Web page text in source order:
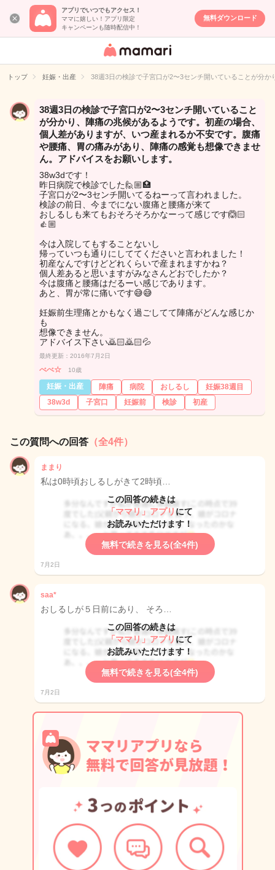
アプリでいつでもアクセス！
ママに嬉しい！アプリ限定
キャンペーンも随時配信中！
無料ダウンロード
女性専用匿名QA
イト
トップ 妊娠・出産 38週3日の検診で子宮口が2〜3センチ開いていることが分
38週3日の検診で子宮口が2〜3センチ開いていること
が分かり、陣痛の兆候があるようです。初産の場合、
個人差がありますが、いつ産まれるか不安です。腹痛
や腰痛、胃の痛みがあり、陣痛の感覚も想像できませ
ん。アドバイスをお願いします。
38w3dです！
昨日病院で検診でした🙋🏼🏥
子宮口が2〜3センチ開いてるねーって言われました。
検診の前日、今までにない腹痛と腰痛が来て
おしるしも来てもおそろそろかなーって感じです🙆🏻
👍🏼
今は入院してもすることないし
帰っていつも通りにしててくださいと言われました！
初産なんですけどどれくらいで産まれますかね？
個人差あると思いますがみなさんどおでしたか？
今は腹痛と腰痛はだるーい感じであります。
あと、胃が常に痛いです😅😅
妊娠前生理痛とかもなく過ごしてて陣痛がどんな感じか
も
想像できません。
アドバイス下さい🙇🏻🙇🏻💦
最終更新：2016年7月2日
べべ☆ 10歳
妊娠・出産 陣痛 病院 おしるし
妊娠38週目
38w3d
子宮口 妊娠前 検診 初産
この質問への回答 （全4件）
ままり
私は0時頃おしるしがきて2時頃…
この回答の続きは
「ママリ」アプリ にて
お読みいただけます！
無料で続きを見る(全4件)
7月2日
saa*
おしるしが５日前にあり、 そろ…
この回答の続きは
「ママリ」アプリ にて
お読みいただけます！
無料で続きを見る(全4件)
7月2日